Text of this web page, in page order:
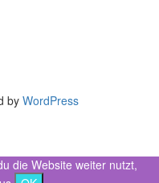
by WordPress
die Website weiter nutzt,